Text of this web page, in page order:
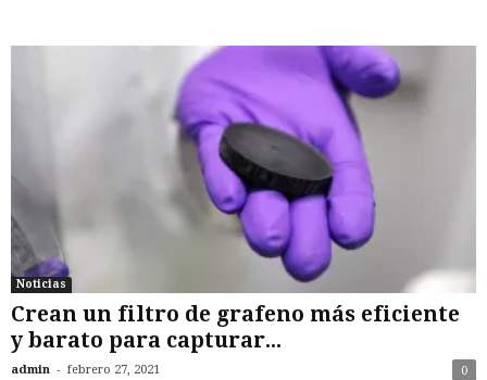
Noticias
Crean un filtro de grafeno más eficiente
y barato para capturar...
admin - febrero 27, 2021 0